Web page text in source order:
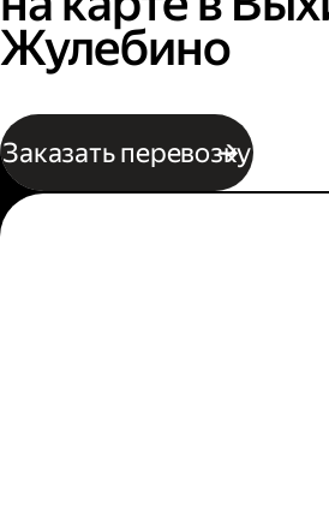
Жулебино
Заказать перевозку